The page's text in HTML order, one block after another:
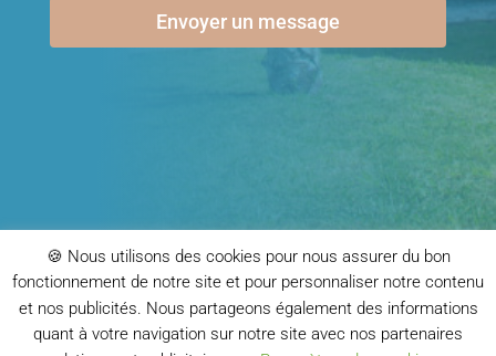
Envoyer un message
Copyright 2025 Valorecia | Tous droits réservés |
Mentions Légales| Politique de confidentialité
🍪 Nous utilisons des cookies pour nous assurer du bon
fonctionnement de notre site et pour personnaliser notre contenu
et nos publicités. Nous partageons également des informations
quant à votre navigation sur notre site avec nos partenaires